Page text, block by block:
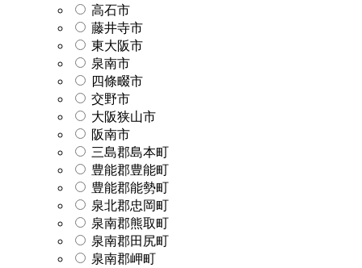
高石市
藤井寺市
東大阪市
泉南市
四條畷市
交野市
大阪狭山市
阪南市
三島郡島本町
豊能郡豊能町
豊能郡能勢町
泉北郡忠岡町
泉南郡熊取町
泉南郡田尻町
泉南郡岬町